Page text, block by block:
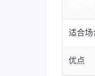
适合场
优点